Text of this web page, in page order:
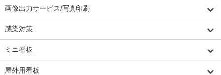
画像出力サービス/写真印刷
感染対策
ミニ看板
屋外用看板